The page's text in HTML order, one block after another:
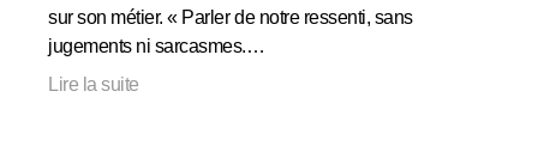
sur son métier. « Parler de notre ressenti, sans
jugements ni sarcasmes.…
Lire la suite